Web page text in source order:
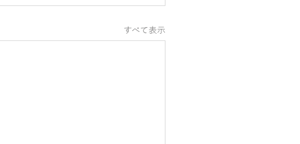
すべて表示